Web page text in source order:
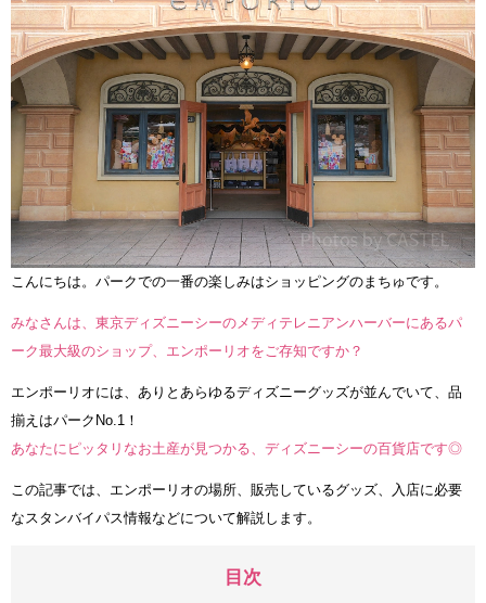
こんにちは。パークでの一番の楽しみはショッピングのまちゅです。
みなさんは、東京ディズニーシーのメディテレニアンハーバーにあるパ
ーク最大級のショップ、エンポーリオをご存知ですか？
エンポーリオには、ありとあらゆるディズニーグッズが並んでいて、品
揃えはパークNo.1！
あなたにピッタリなお土産が見つかる、ディズニーシーの百貨店です◎
この記事では、エンポーリオの場所、販売しているグッズ、入店に必要
なスタンバイパス情報などについて解説します。
目次